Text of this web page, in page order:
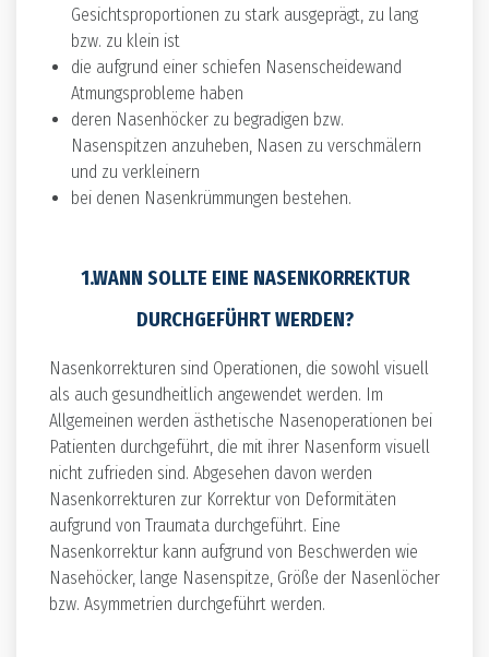
Gesichtsproportionen zu stark ausgeprägt, zu lang
bzw. zu klein ist
die aufgrund einer schiefen Nasenscheidewand
Atmungsprobleme haben
deren Nasenhöcker zu begradigen bzw.
Nasenspitzen anzuheben, Nasen zu verschmälern
und zu verkleinern
bei denen Nasenkrümmungen bestehen.
1.WANN SOLLTE EINE NASENKORREKTUR
DURCHGEFÜHRT WERDEN?
Nasenkorrekturen sind Operationen, die sowohl visuell
als auch gesundheitlich angewendet werden. Im
Allgemeinen werden ästhetische Nasenoperationen bei
Patienten durchgeführt, die mit ihrer Nasenform visuell
nicht zufrieden sind. Abgesehen davon werden
Nasenkorrekturen zur Korrektur von Deformitäten
aufgrund von Traumata durchgeführt. Eine
Nasenkorrektur kann aufgrund von Beschwerden wie
Nasehöcker, lange Nasenspitze, Größe der Nasenlöcher
bzw. Asymmetrien durchgeführt werden.